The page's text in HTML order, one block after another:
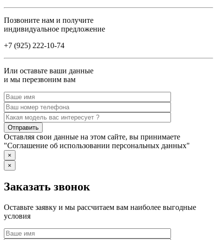
Позвоните нам и получите
индивидуальное предложение
+7 (925) 222-10-74
Или оставьте ваши данные
и мы перезвоним вам
Оставляя свои данные на этом сайте, вы принимаете
"Соглашение об использовании персональных данных"
×
×
Заказать звонок
Оставьте заявку и мы рассчитаем вам наиболее выгодные
условия